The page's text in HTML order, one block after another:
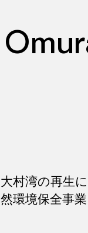
大村湾の再生
然環境保全事